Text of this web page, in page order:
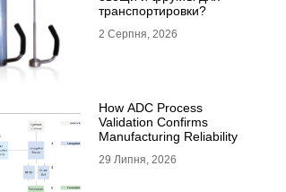
транспортировки?
2 Серпня, 2026
How ADC Process
Validation Confirms
Manufacturing Reliability
29 Липня, 2026